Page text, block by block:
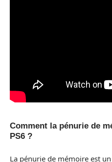
Comment la pénurie de
PS6 ?
La pénurie de mémoire est